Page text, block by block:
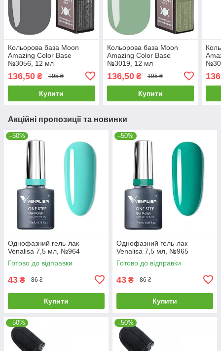
Кольорова база Moon
Amazing Color Base
№3056, 12 мл
136,50 ₴ 195 ₴
Купити
Кольорова база Moon
Amazing Color Base
№3019, 12 мл
136,50₴ 195 ₴
Купити
Акційні пропозиції та новинки
–50%
Однофазний гель-лак
Venalisa 7,5 мл, №964
Готово до відправки
43 ₴ 86 ₴
Купити
–50%
Однофазний гель-лак
Venalisa 7,5 мл, №965
Готово до відправки
43 ₴ 86 ₴
Купити
–50% –50%